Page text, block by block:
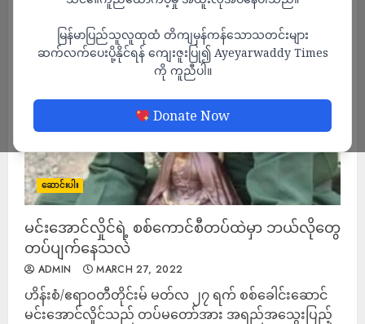
မြန်မာပြည်သူလူထုထံ တိကျမှန်ကန်သောသတင်းများ
ဆက်လက်ပေးပို့နိုင်ရန် ကျေးဇူးပြု၍ Ayeyarwaddy Times
ကို ကူညီပါ။
Donate Now
ဆောင်းပါး
မင်းအောင်လှိုင်ရဲ့ စစ်ကောင်စီတပ်ထဲမှာ ဘယ်လိုတွေ
တပ်ပျက်နေသလဲ
ADMIN MARCH 27, 2022
ဟိန်းစံ/ဧရာဝတီတိုင်းမ် မတ်လ ၂၇ ရက် စစ်ခေါင်းဆောင်
မင်းအောင်လှိုင်သည် တပ်မတော်အား အရည်အသွေးပြည့်